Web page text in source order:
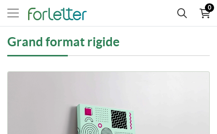
0
Grand format rigide